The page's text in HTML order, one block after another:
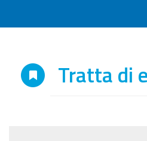
Tratta di